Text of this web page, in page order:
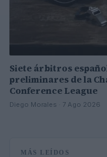
Siete árbitros
preliminares de la
Conference League
Diego Morales · 7 Ago 2026
MÁS LEÍDOS